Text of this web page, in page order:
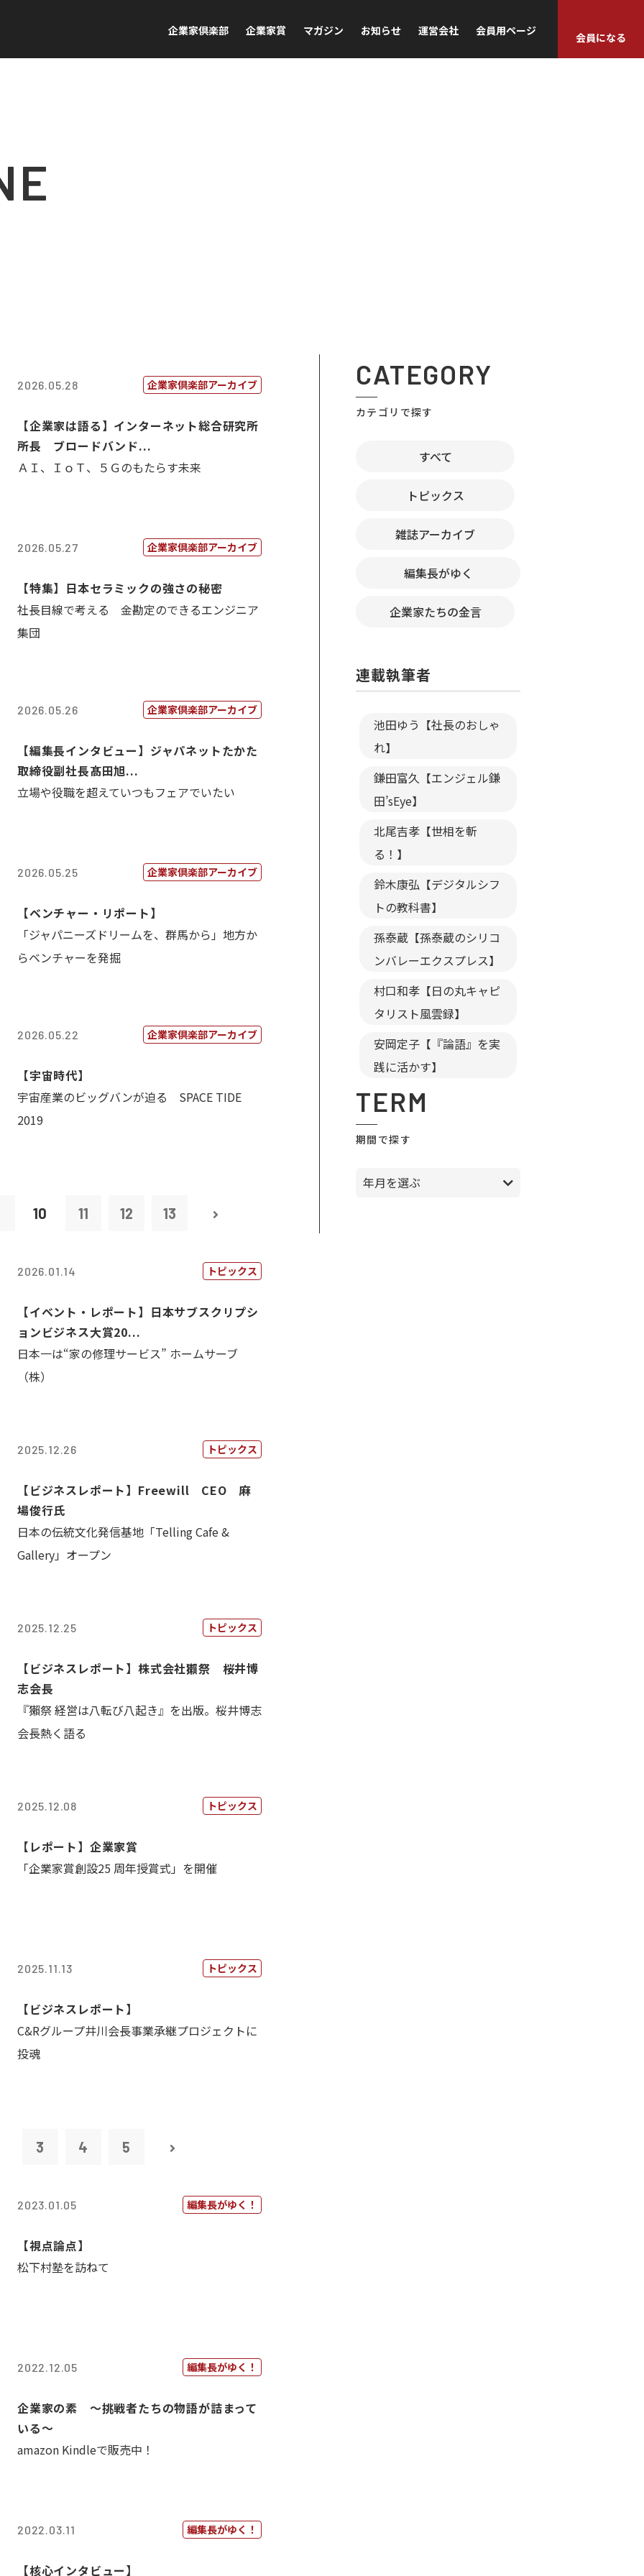
企業家倶楽部 企業家賞 マガジン お知らせ 運営会社 会員用ページ
会員になる
2026.05.28 企業家倶楽部アーカイブ
【企業家は語る】インターネット総合研究所
所長 ブロードバンド...
ＡＩ、ＩｏＴ、５Ｇのもたらす未来
2026.05.27 企業家倶楽部アーカイブ
【特集】日本セラミックの強さの秘密
社長目線で考える 金勘定のできるエンジニア
集団
2026.05.26 企業家倶楽部アーカイブ
【編集長インタビュー】ジャパネットたかた
取締役副社長髙田旭...
立場や役職を超えていつもフェアでいたい
2026.05.25 企業家倶楽部アーカイブ
【ベンチャー・リポート】
「ジャパニーズドリームを、群馬から」地方か
らベンチャーを発掘
2026.05.22 企業家倶楽部アーカイブ
【宇宙時代】
宇宙産業のビッグバンが迫る SPACE TIDE
2019
10 11 12 13
2026.01.14 トピックス
【イベント・レポート】日本サブスクリプシ
ョンビジネス大賞20...
日本一は“家の修理サービス” ホームサーブ
（株）
2025.12.26 トピックス
【ビジネスレポート】Freewill CEO 麻
場俊行氏
日本の伝統文化発信基地「Telling Cafe &
Gallery」オープン
2025.12.25 トピックス
【ビジネスレポート】株式会社獺祭 桜井博
志会長
『獺祭 経営は八転び八起き』を出版。桜井博志
会長熱く語る
2025.12.08 トピックス
【レポート】企業家賞
「企業家賞創設25 周年授賞式」を開催
2025.11.13 トピックス
【ビジネスレポート】
C&Rグループ井川会長事業承継プロジェクトに
投魂
3 4 5
2023.01.05 編集長がゆく！
【視点論点】
松下村塾を訪ねて
2022.12.05 編集長がゆく！
企業家の素 〜挑戦者たちの物語が詰まって
いる〜
amazon Kindleで販売中！
2022.03.11 編集長がゆく！
【核心インタビュー】
CATEGORY
カテゴリで探す
すべて
トピックス
雑誌アーカイブ
編集長がゆく
企業家たちの金言
連載執筆者
池田ゆう【社長のおしゃ
れ】
鎌田富久【エンジェル鎌
田’sEye】
北尾吉孝【世相を斬
る！】
鈴木康弘【デジタルシフ
トの教科書】
孫泰蔵【孫泰蔵のシリコ
ンバレーエクスプレス】
村口和孝【日の丸キャピ
タリスト風雲録】
安岡定子【『論語』を実
践に活かす】
TERM
期間で探す
年月を選ぶ